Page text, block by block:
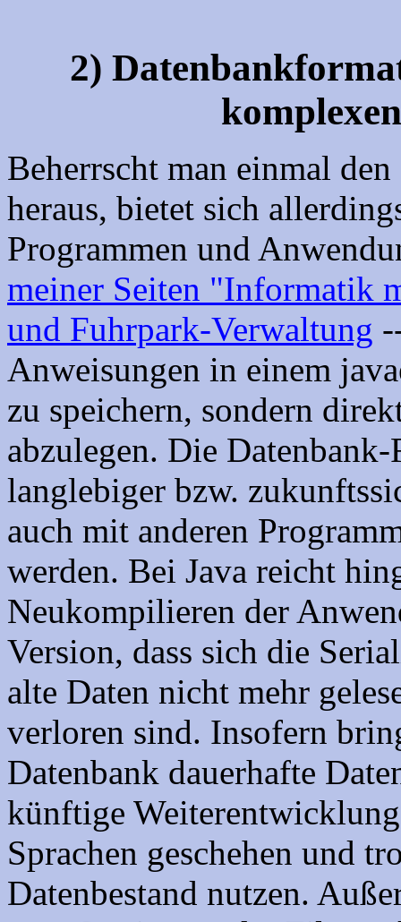
2)
Beherrscht man einmal
heraus, bietet sich
Programmen und
meiner Seiten "Informatik
und Fuhrpark-Verwaltung
Anweisungen in einem
zu speichern, sondern
abzulegen. Die
langlebiger bzw.
auch mit anderen
werden. Bei Java reicht
Neukompilieren der
Version, dass sich die
alte Daten nicht mehr
verloren sind. Insofern
Datenbank dauerhafte
künftige
Sprachen geschehen und
Datenbestand nutzen.